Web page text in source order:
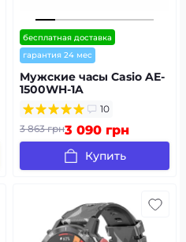
бесплатная доставка
гарантия 24 мес
Мужские часы Casio AE-
1500WH-1A
10
3 863 грн3 090 грн
Купить